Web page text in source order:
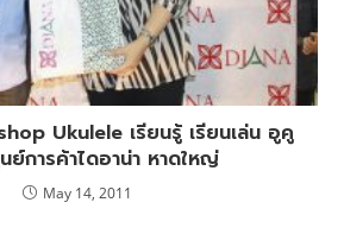
Ukulele เรียนรู้ เรียนเล่น อูคู
นย์การค้าไดอาน่า หาดใหญ่
May 14, 2011